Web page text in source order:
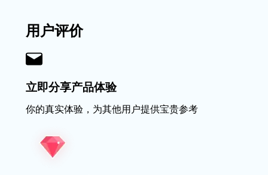
用户评价
立即分享产品体验
你的真实体验，为其他用户提供宝贵参考